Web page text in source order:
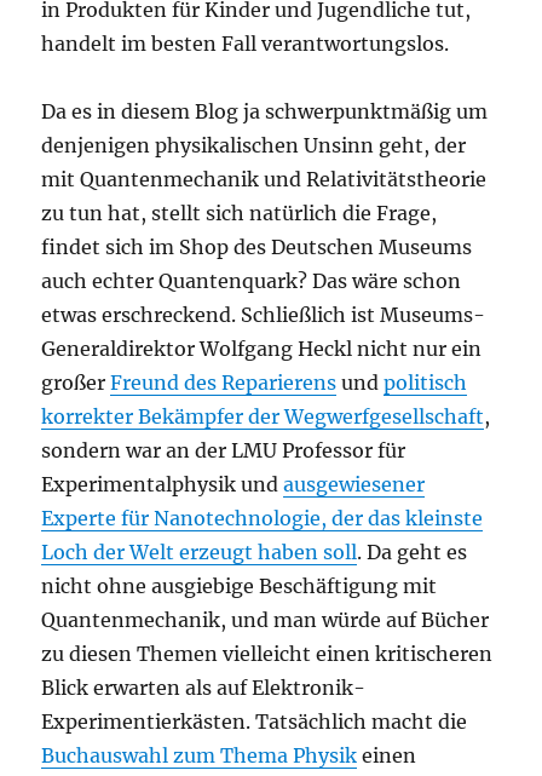
in Produkten für Kinder und Jugendliche tut,
handelt im besten Fall verantwortungslos.
Da es in diesem Blog ja schwerpunktmäßig um
denjenigen physikalischen Unsinn geht, der
mit Quantenmechanik und Relativitätstheorie
zu tun hat, stellt sich natürlich die Frage,
findet sich im Shop des Deutschen Museums
auch echter Quantenquark? Das wäre schon
etwas erschreckend. Schließlich ist Museums-
Generaldirektor Wolfgang Heckl nicht nur ein
großerFreund des Reparierens undpolitisch
korrekter Bekämpfer der Wegwerfgesellschaft,
sondern war an der LMU Professor für
Experimentalphysik undausgewiesener
Experte für Nanotechnologie, der das kleinste
Loch der Welt erzeugt haben soll. Da geht es
nicht ohne ausgiebige Beschäftigung mit
Quantenmechanik, und man würde auf Bücher
zu diesen Themen vielleicht einen kritischeren
Blick erwarten als auf Elektronik-
Experimentierkästen. Tatsächlich macht die
Buchauswahl zum Thema Physik einen